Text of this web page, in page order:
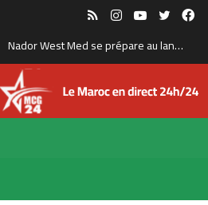
RSS InstagramYouTube
Tanger : l’aéroport Ibn Battouta prépare son changement d’échelle